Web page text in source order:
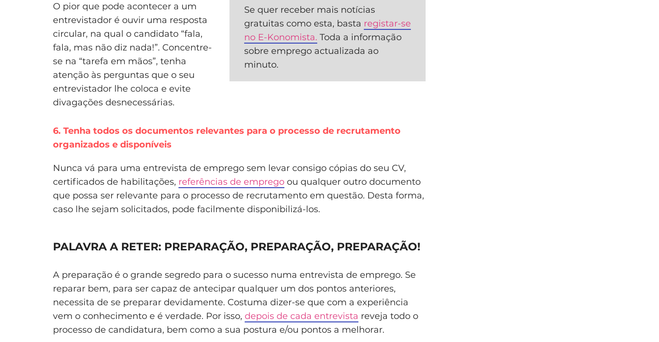
Se quer receber mais notícias
gratuitas como esta, basta registar-se
no E-Konomista. Toda a informação
sobre emprego actualizada ao
minuto.
O pior que pode acontecer a um
entrevistador é ouvir uma resposta
circular, na qual o candidato “fala,
fala, mas não diz nada!”. Concentre-
se na “tarefa em mãos”, tenha
atenção às perguntas que o seu
entrevistador lhe coloca e evite
divagações desnecessárias.
6. Tenha todos os documentos relevantes para o processo de recrutamento
organizados e disponíveis
Nunca vá para uma entrevista de emprego sem levar consigo cópias do seu CV,
certificados de habilitações, referências de emprego ou qualquer outro documento
que possa ser relevante para o processo de recrutamento em questão. Desta forma,
caso lhe sejam solicitados, pode facilmente disponibilizá-los.
PALAVRA A RETER: PREPARAÇÃO, PREPARAÇÃO, PREPARAÇÃO!
A preparação é o grande segredo para o sucesso numa entrevista de emprego. Se
reparar bem, para ser capaz de antecipar qualquer um dos pontos anteriores,
necessita de se preparar devidamente. Costuma dizer-se que com a experiência
vem o conhecimento e é verdade. Por isso, depois de cada entrevista reveja todo o
processo de candidatura, bem como a sua postura e/ou pontos a melhorar.